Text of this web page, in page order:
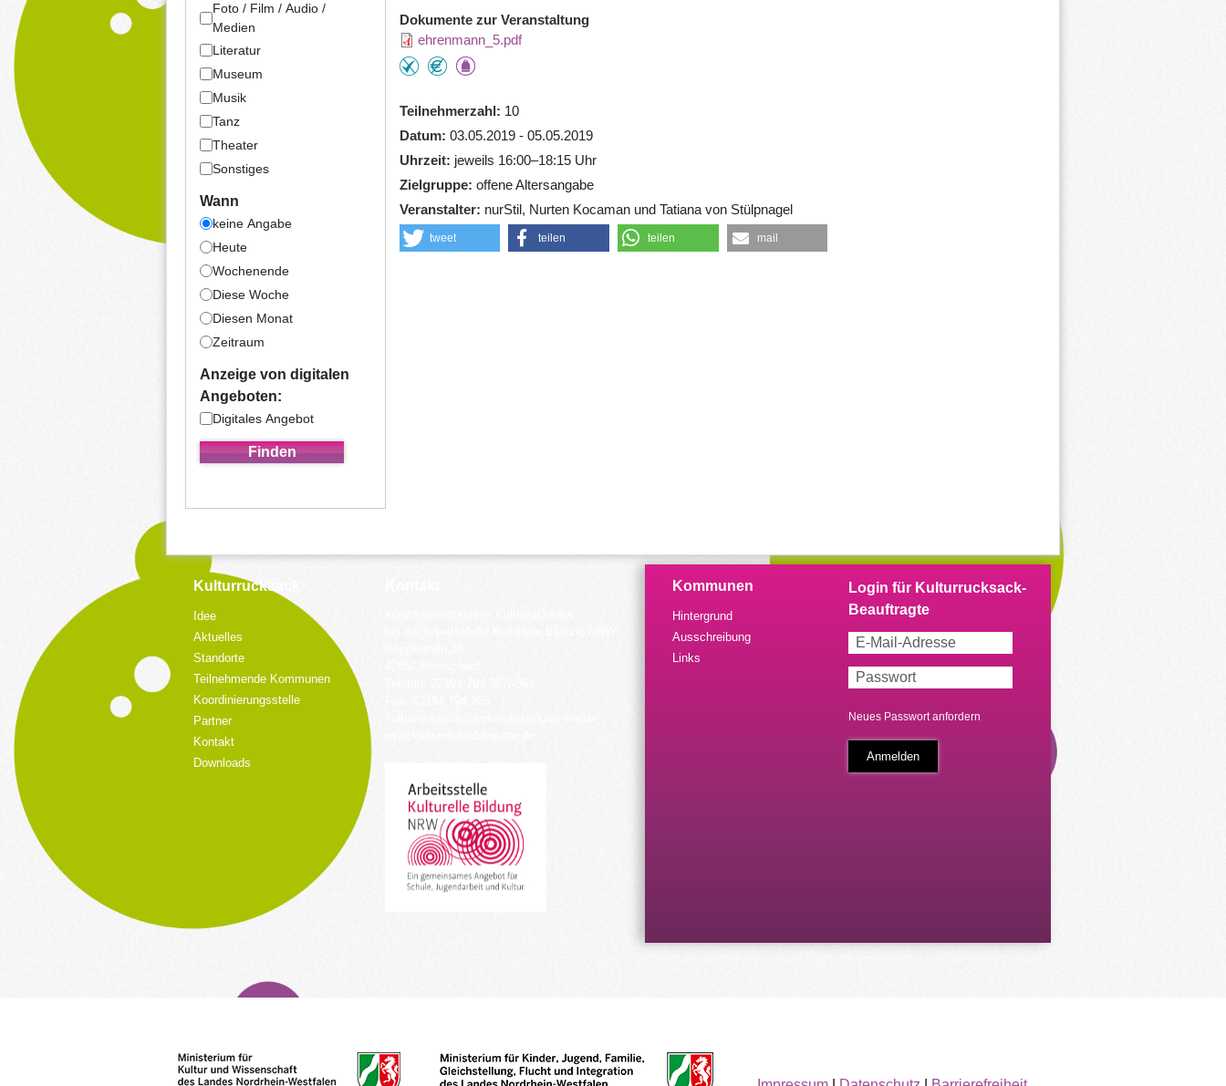
Foto / Film / Audio /
Medien
Literatur
Museum
Musik
Tanz
Theater
Sonstiges
Wann
keine Angabe
Heute
Wochenende
Diese Woche
Diesen Monat
Zeitraum
Anzeige von digitalen
Angeboten:
Digitales Angebot
Dokumente zur Veranstaltung
ehrenmann_5.pdf
Teilnehmerzahl
10
Datum 03.05.2019 - 05.05.2019
Uhrzeit
jeweils 16:00–18:15 Uhr
Zielgruppe offene Altersangabe
Veranstalter
nurStil, Nurten Kocaman und Tatiana von Stülpnagel
tweet teilen teilen mail
Kulturrucksack
Idee
Aktuelles
Standorte
Teilnehmende Kommunen
Koordinierungsstelle
Partner
Kontakt
Downloads
Kommunen
Hintergrund
Ausschreibung
Links
Neues Passwort anfordern